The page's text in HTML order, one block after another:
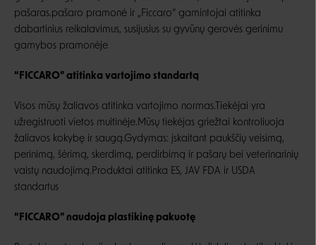
pašaras.pašaro pramonė ir „Ficcaro“ gamintojai atitinka
dabartinius reikalavimus, susijusius su gyvūnų gerovės gerinimu
gamybos pramonėje
“FICCARO” atitinka vartojimo standartą
Visos mūsų žaliavos atitinka vartojimo normas.Tiekėjai yra
užregistruoti vietos muitinėje.Mūsų tiekėjas griežtai kontroliuoja
žaliavos kokybę ir saugą.Gydymas: įskaitant paukščių veisimą,
perinimą, šėrimą, skerdimą, perdirbimą ir pašarų bei veterinarinių
vaistų naudojimą.Produktai atitinka ES, JAV FDA ir USDA
standartus
“FICCARO” naudoja plastikinę pakuotę